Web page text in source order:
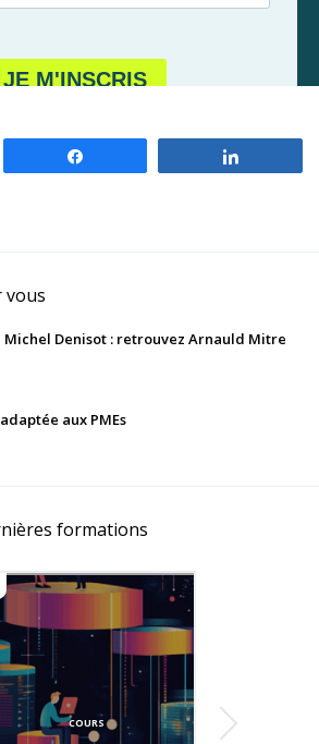
vous
Michel Denisot : retrouvez Arnauld Mitre
aux PMEs
formations
COURS